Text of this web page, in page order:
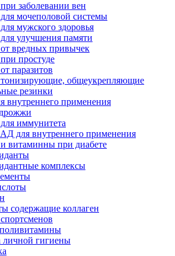
заболевании вен
мочеполовой системы
мужского здоровья
улучшения памяти
вредных привычек
простуде
паразитов
общеукрепляющие
резинки
внутреннего применения
иммунитета
для внутреннего применения
витаминны при диабете
комплексы
содержащие коллаген
личной гигиены